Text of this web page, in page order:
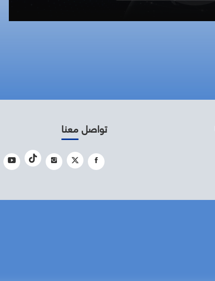
تواصل معنا